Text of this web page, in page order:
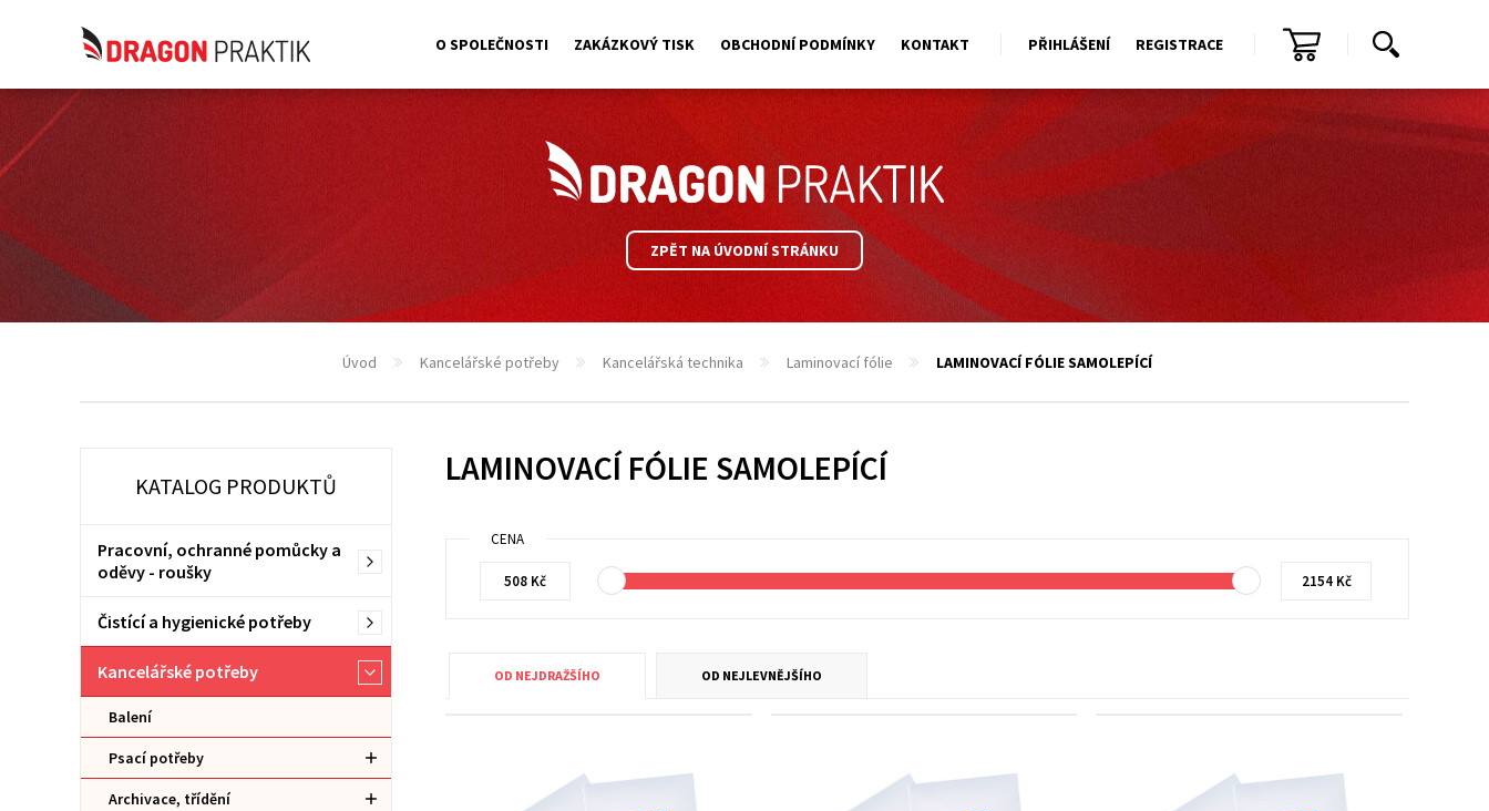
ZPĚT NA ÚVODNÍ STRÁNKU
Úvod Kancelářské potřeby Kancelářská technika Laminovací fólie LAMINOVACÍ FÓLIE SAMOLEPÍCÍ
KATALOG PRODUKTŮ
Pracovní, ochranné pomůcky a
oděvy - roušky
Čistící a hygienické potřeby
Kancelářské potřeby
Balení
Psací potřeby
Archivace, třídění
LAMINOVACÍ FÓLIE SAMOLEPÍCÍ
CENA
OD NEJDRAŽŠÍHO OD NEJLEVNĚJŠÍHO
O SPOLEČNOSTI ZAKÁZKOVÝ TISK OBCHODNÍ PODMÍNKY KONTAKT PŘIHLÁŠENÍ REGISTRACE